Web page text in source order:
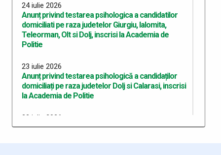
24 iulie 2026
Anunț privind testarea psihologica a candidatilor
domiciliati pe raza judetelor Giurgiu, Ialomita,
Teleorman, Olt si Dolj, inscrisi la Academia de
Politie
23 iulie 2026
Anunț privind testarea psihologică a candidaților
domiciliați pe raza judetelor Dolj si Calarasi, inscrisi
la Academia de Politie
22 iulie 2026
Anunț privind testarea psihologică a candidaților